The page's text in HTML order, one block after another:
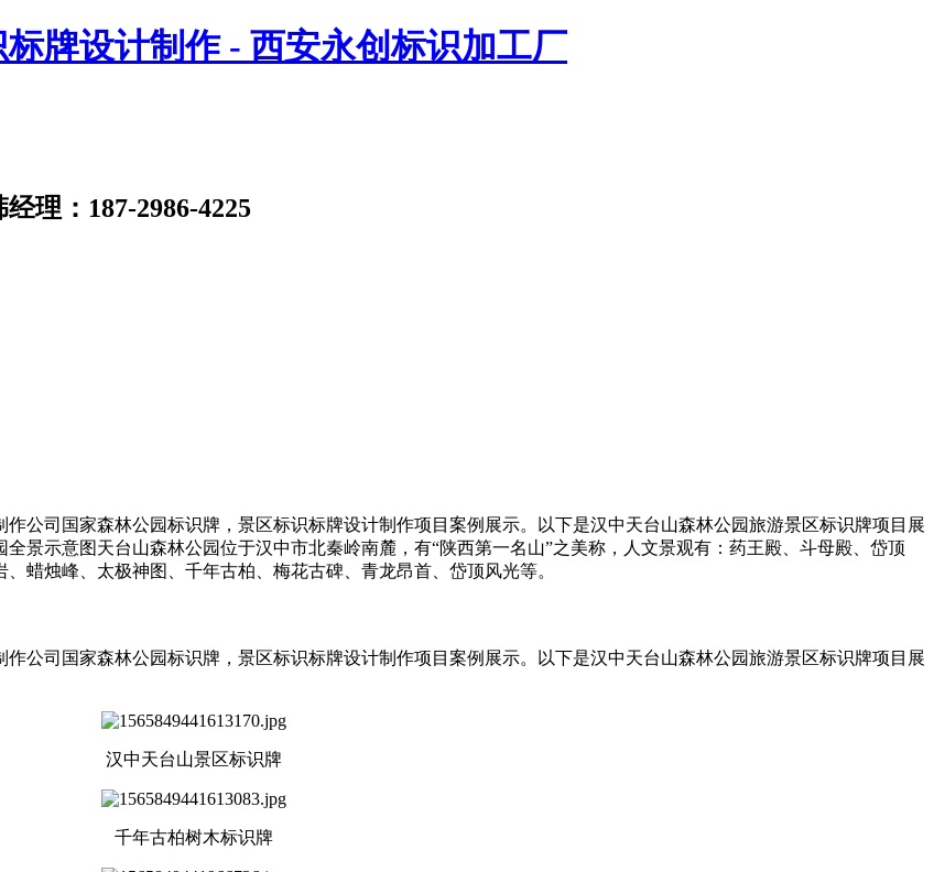
经理：187-2986-4225
公司国家森林公园标识牌，景区标识标牌设计制作项目案例展示。以下是汉中天台山森林公园旅游景区标识牌项目展
景示意图天台山森林公园位于汉中市北秦岭南麓，有“陕西第一名山”之美称，人文景观有：药王殿、斗母殿、岱顶
蜡烛峰、太极神图、千年古柏、梅花古碑、青龙昂首、岱顶风光等。
作公司国家森林公园标识牌，景区标识标牌设计制作项目案例展示。以下是汉中天台山森林公园旅游景区标识牌项目展
汉中天台山景区标识牌
千年古柏树木标识牌